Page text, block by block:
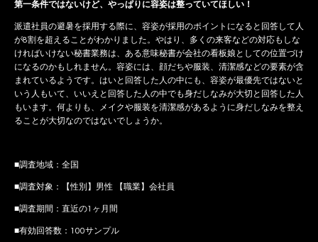
第一条件ではないけど、やっぱりに容姿は整っていてほしい！
派遣社員の避暑を採用する際に、容姿が採用のポイントになると回答して人
が8割を超えることがわかりました。やはり、多くの来客などの対応もしな
ければいけない秘書業務は、ある意味秘書が会社の看板娘としての位置づけ
になるのかもしれません。容姿には、顔だちや服装、清潔感などの要素が含
まれているようです。はいと回答した人の中にも、容姿が最優先ではないと
いう人もいて、いいえと回答した人の中でも身だしなみが大切と回答した人
もいます。何よりも、メイクや服装を清潔感があるように身だしなみを整え
ることが大切なのではないでしょうか。
■調査地域：全国
■調査対象：【性別】男性 【職業】会社員
■調査期間：直近の1ヶ月間
■有効回答数：100サンプル